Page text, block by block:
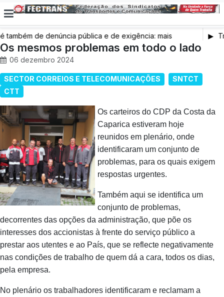
também de denúncia pública e de exigência: mais
saúde, mais condições de trabalho e mais SNS
Os mesmos problemas em todo o lado
06 dezembro 2024
SECTOR CORREIOS E TELECOMUNICAÇÕES
SNTCT
CTT
Os carteiros do CDP da Costa da
Caparica estiveram hoje
reunidos em plenário, onde
identificaram um conjunto de
problemas, para os quais exigem
respostas urgentes.
Também aqui se identifica um
conjunto de problemas,
decorrentes das opções da administração, que põe os
interesses dos accionistas à frente do serviço público a
prestar aos utentes e ao País, que se reflecte negativamente
nas condições de trabalho de quem dá a cara, todos os dias,
pela empresa.
No plenário os trabalhadores identificaram e reclamam a